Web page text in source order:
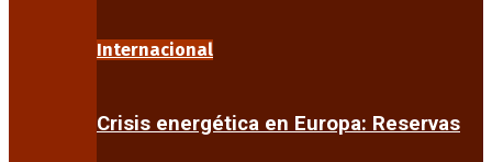
Internacional
Crisis energética en Europa: Reservas